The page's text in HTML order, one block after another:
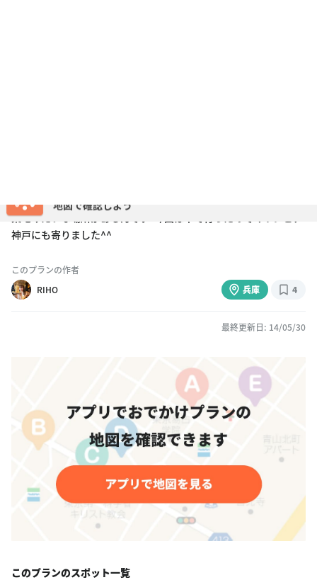
築地みたいな場所があるんです！今回は車で行ったのでマリンピア
神戸にも寄りました^^
このプランの作者
RIHO
兵庫 4
最終更新日: 14/05/30
このプランのスポット一覧